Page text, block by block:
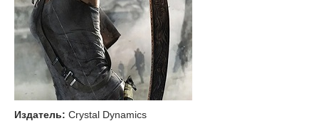
Издатель: Crystal Dynamics